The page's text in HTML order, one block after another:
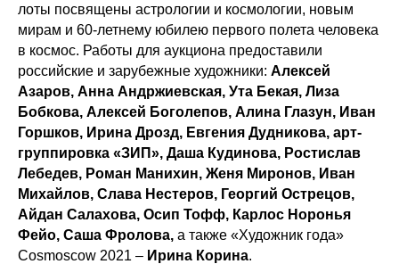
лоты посвящены астрологии и космологии, новым
мирам и 60-летнему юбилею первого полета человека
в космос. Работы для аукциона предоставили
российские и зарубежные художники: Алексей
Азаров, Анна Андржиевская, Ута Бекая, Лиза
Бобкова, Алексей Боголепов, Алина Глазун, Иван
Горшков, Ирина Дрозд, Евгения Дудникова, арт-
группировка «ЗИП», Даша Кудинова, Ростислав
Лебедев, Роман Манихин, Женя Миронов, Иван
Михайлов, Слава Нестеров, Георгий Острецов,
Айдан Салахова, Осип Тофф, Карлос Норонья
Фейо, Саша Фролова, а также «Художник года»
Cosmoscow 2021 – Ирина Корина.